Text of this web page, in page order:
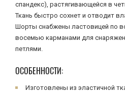
спандекс), растягивающейся в
Ткань быстро сохнет и отводит
Шорты снабжены ластовицей по
восемью карманами для
петлями.
ОСОБЕННОСТИ:
Изготовлены из эластичной